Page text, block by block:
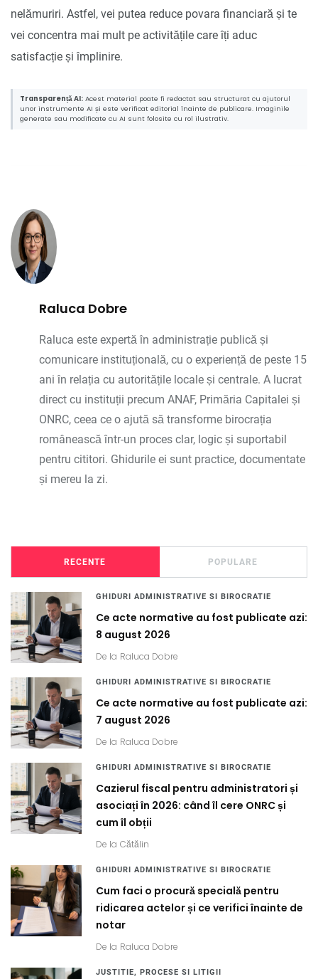
nelămuriri. Astfel, vei putea reduce povara financiară și te
vei concentra mai mult pe activitățile care îți aduc
satisfacție și împlinire.
Transparență AI: Acest material poate fi redactat sau structurat cu ajutorul
unor instrumente AI și este verificat editorial înainte de publicare. Imaginile
generate sau modificate cu AI sunt folosite cu rol ilustrativ.
Raluca Dobre
Raluca este expertă în administrație publică și
comunicare instituțională, cu o experiență de peste 15
ani în relația cu autoritățile locale și centrale. A lucrat
direct cu instituții precum ANAF, Primăria Capitalei și
ONRC, ceea ce o ajută să transforme birocrația
românească într-un proces clar, logic și suportabil
pentru cititori. Ghidurile ei sunt practice, documentate
și mereu la zi.
RECENTE POPULARE
GHIDURI ADMINISTRATIVE SI BIROCRATIE
Ce acte normative au fost publicate azi:
8 august 2026
De la Raluca Dobre
GHIDURI ADMINISTRATIVE SI BIROCRATIE
Ce acte normative au fost publicate azi:
7 august 2026
De la Raluca Dobre
GHIDURI ADMINISTRATIVE SI BIROCRATIE
Cazierul fiscal pentru administratori și
asociați în 2026: când îl cere ONRC și
cum îl obții
De la Cătălin
GHIDURI ADMINISTRATIVE SI BIROCRATIE
Cum faci o procură specială pentru
ridicarea actelor și ce verifici înainte de
notar
De la Raluca Dobre
JUSTITIE, PROCESE SI LITIGII